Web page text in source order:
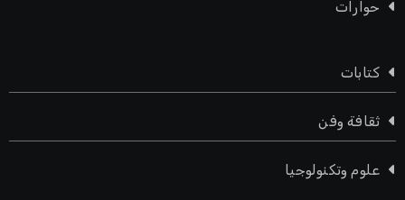
حوارات
كتابات
ثقافة وفن
علوم وتكنولوجيا